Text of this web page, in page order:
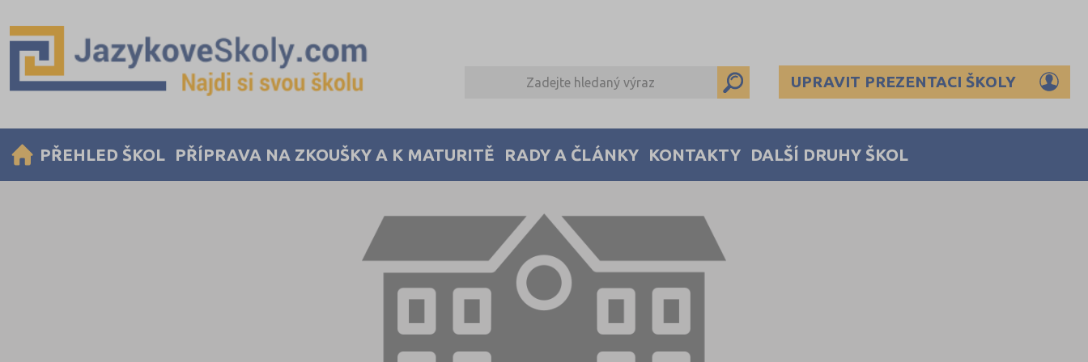
UPRAVIT PREZENTACI ŠKOLY
PŘEHLED ŠKOL PŘÍPRAVA NA ZKOUŠKY A K MATURITĚ RADY A ČLÁNKY KONTAKTY DALŠÍ DRUHY ŠKOL